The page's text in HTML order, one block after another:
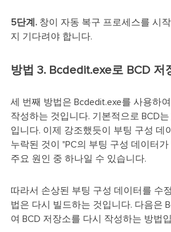
5단계.창이 자동 복구 프로세스를 시
지 기다려야 합니다.
방법 3. Bcdedit.exe로 BCD 저
세 번째 방법은 Bcdedit.exe를 사용하
작성하는 것입니다. 기본적으로 BCD
입니다. 이제 강조했듯이 부팅 구성 데
누락된 것이 "PC의 부팅 구성 데이터
주요 원인 중 하나일 수 있습니다.
따라서 손상된 부팅 구성 데이터를 수
법은 다시 빌드하는 것입니다. 다음은
여 BCD 저장소를 다시 작성하는 방법